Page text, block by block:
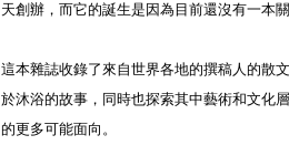
天創辦，而它的誕生是因為目前還沒有一本
這本雜誌收錄了來自世界各地的撰稿人的散
於沐浴的故事，同時也探索其中藝術和文化
的更多可能面向。